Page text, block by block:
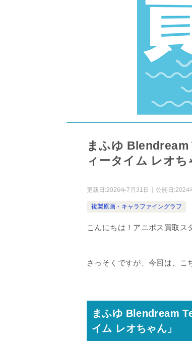
まふゆ
ィータイム レオち
更新日:2026年7月31日 公開日:2024
複製原画・キャラファイングラフ
こんにちは！アニポス買取ス
さっそくですが、今回は、こ
まふゆ Blendream
イム レオちゃん」